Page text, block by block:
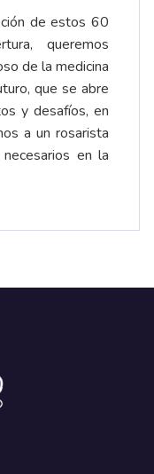
de estos 60
queremos
de la medicina
que se abre
y desafíos, en
a un rosarista
en la